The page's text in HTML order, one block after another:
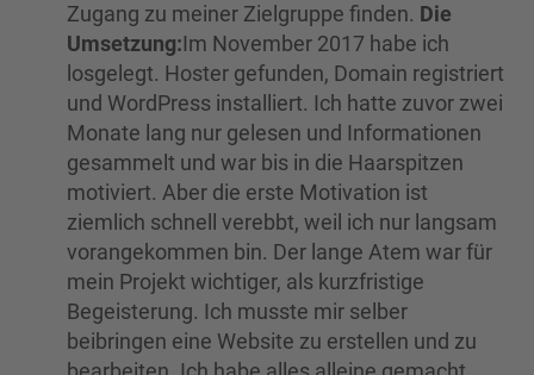
Zugang zu meiner Zielgruppe finden. Die
Umsetzung:Im November 2017 habe ich
losgelegt. Hoster gefunden, Domain registriert
und WordPress installiert. Ich hatte zuvor zwei
Monate lang nur gelesen und Informationen
gesammelt und war bis in die Haarspitzen
motiviert. Aber die erste Motivation ist
ziemlich schnell verebbt, weil ich nur langsam
vorangekommen bin. Der lange Atem war für
mein Projekt wichtiger, als kurzfristige
Begeisterung. Ich musste mir selber
beibringen eine Website zu erstellen und zu